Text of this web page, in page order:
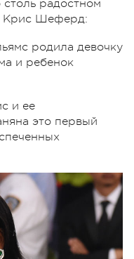
радостном
Крис Шеферд:
родила девочку
и ребенок
и ее
это первый